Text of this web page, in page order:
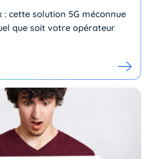
: cette solution 5G méconnue
que soit votre opérateur